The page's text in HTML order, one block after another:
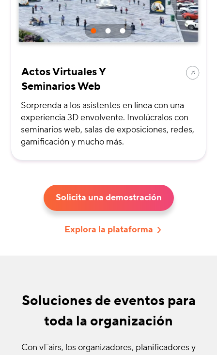
Actos Virtuales Y
Seminarios Web
Sorprenda a los asistentes en línea con una
experiencia 3D envolvente. Involúcralos con
seminarios web, salas de exposiciones, redes,
gamificación y mucho más.
Solicita una demostración
Explora la plataforma
Soluciones de eventos para
toda la organización
Con vFairs, los organizadores, planificadores y